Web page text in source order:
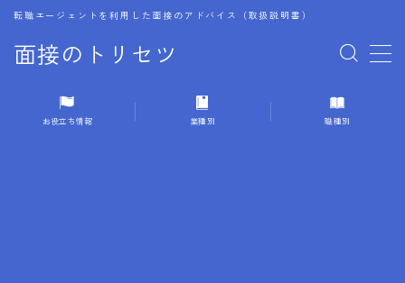
面接のトリセツ
転職エージェントを利用した面接のアドバイス（取扱説明書）
MENU
1.成功する面接戦略
お役立ち情報 業種別 職種別